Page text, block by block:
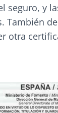
seguro, y
También
otra